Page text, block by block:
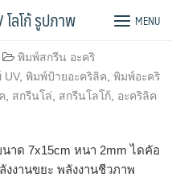
ลโก้ รูปภาพ MENU
พิมพ์สกรีน อะคริ
UV, พิมพ์ป้ายอะคริลิค พิมพ์อะคริ
สกรีนโล่ สกรีนโลโก้ อะคริลิค
ด 7x15cm หนา 2mm ไดคัอ
งงานขยะ พลังงานชีวภาพ